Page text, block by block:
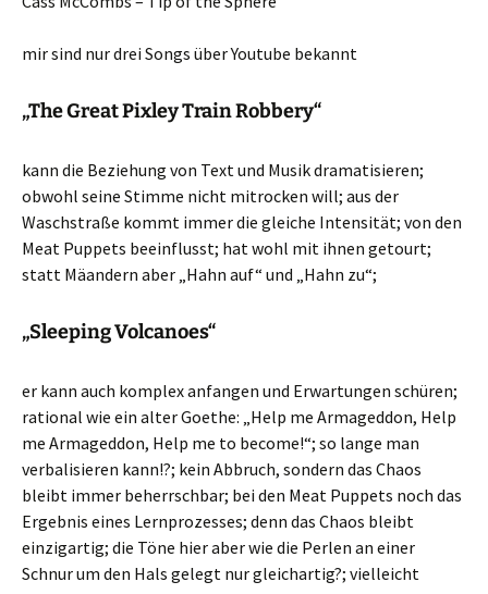
mir sind nur drei Songs über Youtube bekannt
„The Great Pixley Train Robbery“
kann die Beziehung von Text und Musik dramatisieren;
obwohl seine Stimme nicht mitrocken will; aus der
Waschstraße kommt immer die gleiche Intensität; von den
Meat Puppets beeinflusst; hat wohl mit ihnen getourt;
statt Mäandern aber „Hahn auf“ und „Hahn zu“;
„Sleeping Volcanoes“
er kann auch komplex anfangen und Erwartungen schüren;
rational wie ein alter Goethe: „Help me Armageddon, Help
me Armageddon, Help me to become!“; so lange man
verbalisieren kann!?; kein Abbruch, sondern das Chaos
bleibt immer beherrschbar; bei den Meat Puppets noch das
Ergebnis eines Lernprozesses; denn das Chaos bleibt
einzigartig; die Töne hier aber wie die Perlen an einer
Schnur um den Hals gelegt nur gleichartig?; vielleicht